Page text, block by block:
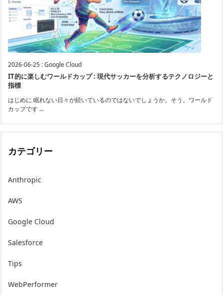
2026-06-25 :Google Cloud
IT的に楽しむワールドカップ : 現代サッカーを分析するテクノロジーと
指標
はじめに 眠れない日々が続いているのではないでしょうか。そう。ワールド
カップです ...
カテゴリー
Anthropic
AWS
Google Cloud
Salesforce
Tips
WebPerformer